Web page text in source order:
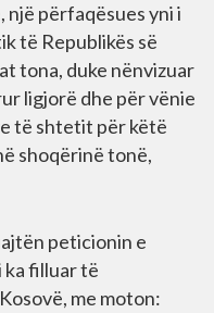
një përfaqësues yni i
të Republikës së
tona, duke nënvizuar
ligjorë dhe për vënie
të shtetit për këtë
shoqërinë tonë,
peticionin e
ka filluar të
me moton: